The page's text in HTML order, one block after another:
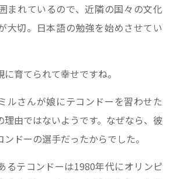
まれているので、近隣の国々の文化
大切。日本語の勉強を始めさせてい
育てられて幸せですね。
ルさんが娘にテコンドーを習わせた
理由ではないようです。なぜなら、彼
ドーの選手だったからでした。
るテコンドーは1980年代にオリンピ